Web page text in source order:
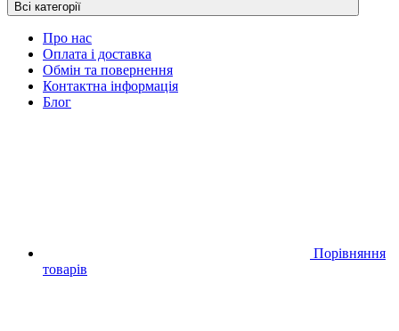
Всі категорії
Про нас
Оплата і доставка
Обмін та повернення
Контактна інформація
Блог
Порівняння
товарів